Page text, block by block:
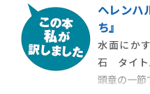
クリスティ
なった」
ロイド殺
まう前に
ー・クイー
ヘレンハ
ち』
水面にか
石 タイト
頭章の一節